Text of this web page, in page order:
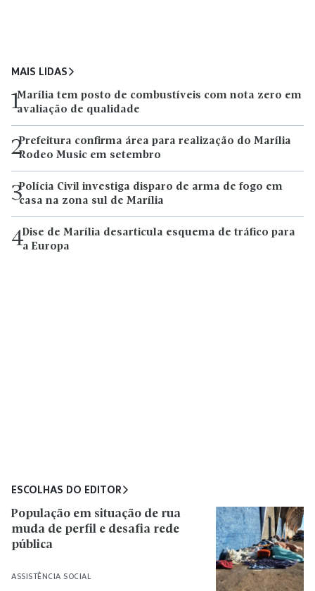
MAIS LIDAS
1Marília tem posto de combustíveis com nota zero em
avaliação de qualidade
2Prefeitura confirma área para realização do Marília
Rodeo Music em setembro
3Polícia Civil investiga disparo de arma de fogo em
casa na zona sul de Marília
4Dise de Marília desarticula esquema de tráfico para
a Europa
ESCOLHAS DO EDITOR
ASSISTÊNCIA SOCIAL
População em situação de rua
muda de perfil e desafia rede
pública